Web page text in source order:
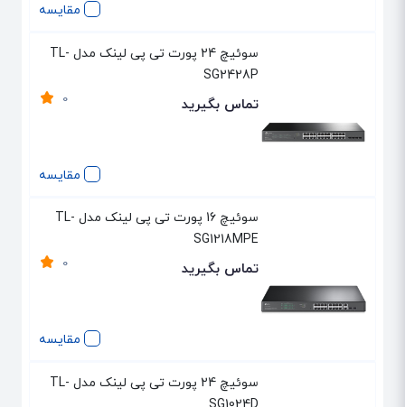
مقایسه
مقایسه
سوئیچ 24 پورت تی پی لینک مدل TL-
SG2428P
0 تماس بگیرید
مقایسه
سوئیچ 16 پورت تی پی لینک مدل TL-
SG1218MPE
0 تماس بگیرید
سوئیچ 24 پورت تی پی لینک مدل TL-